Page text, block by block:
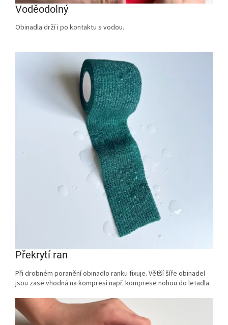
Voděodolný
Obinadla drží i po kontaktu s vodou.
Překrytí ran
Při drobném poranění obinadlo ranku fixuje. Větší šíře obinadel
jsou zase vhodná na kompresi např. komprese nohou do letadla.